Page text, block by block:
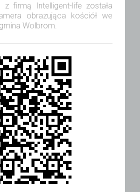
z firmą Intelligent-life została
obrazująca kościół we
Wolbrom.